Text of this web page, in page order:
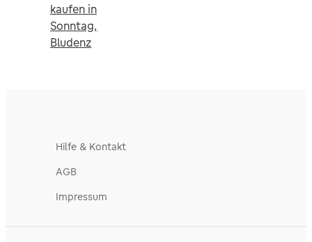
kaufen in
Sonntag,
Bludenz
Hilfe & Kontakt
AGB
Impressum